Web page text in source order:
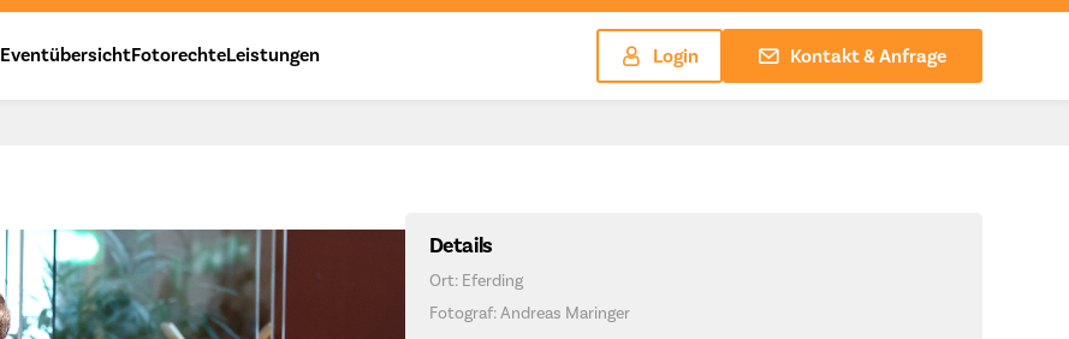
EventübersichtFotorechteLeistungen Login Kontakt & Anfrage
Details
Ort: Eferding
Fotograf: Andreas Maringer